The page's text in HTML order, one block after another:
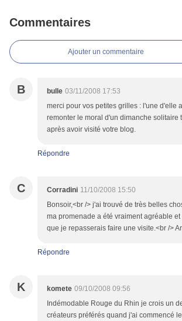
Commentaires
Ajouter un commentaire
B bulle 03/11/2008 17:53
merci pour vos petites grilles : l'une d'elle
remonter le moral d'un dimanche solitaire
après avoir visité votre blog.
Répondre
C Corradini 11/10/2008 15:50
Bonsoir,<br /> j'ai trouvé de très belles
ma promenade a été vraiment agréable
que je repasserais faire une visite.<br />
Répondre
K komete 09/10/2008 09:56
Indémodable Rouge du Rhin je crois un
créateurs préférés quand j'ai commencé